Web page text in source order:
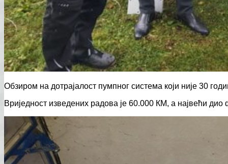
Обзиром на дотрајалост пумпног система који није 30
Вриједност изведених радова је 60.000 КМ, а највећи